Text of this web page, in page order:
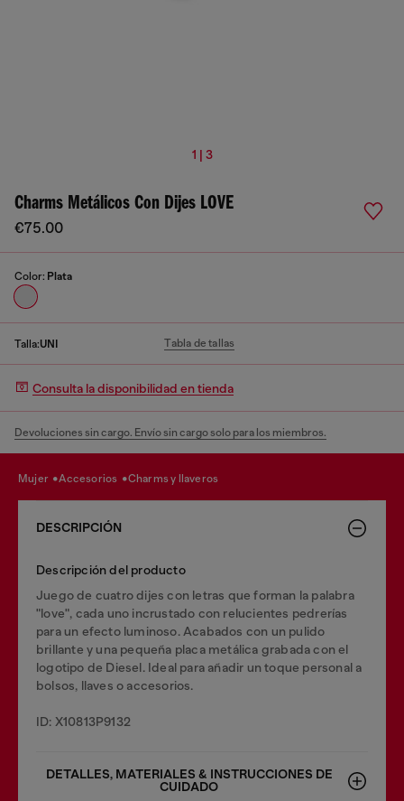
1 | 3
Charms Metálicos Con Dijes LOVE
€75.00
Color: Plata
Talla:UNI Tabla de tallas
Consulta la disponibilidad en tienda
Devoluciones sin cargo. Envío sin cargo solo para los miembros.
mujer accesorios charms y llaveros
DESCRIPCIÓN
Descripción del producto
Juego de cuatro dijes con letras que forman la palabra
"love", cada uno incrustado con relucientes pedrerías
para un efecto luminoso. Acabados con un pulido
brillante y una pequeña placa metálica grabada con el
logotipo de Diesel. Ideal para añadir un toque personal a
bolsos, llaves o accesorios.
ID: X10813P9132
DETALLES, MATERIALES & INSTRUCCIONES DE
CUIDADO